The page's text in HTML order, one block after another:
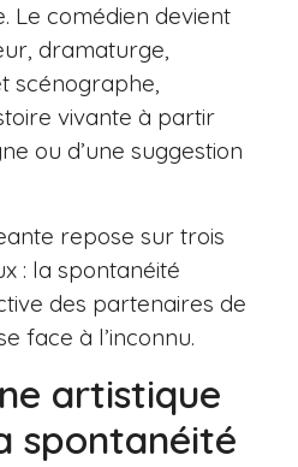
Le comédien devient
dramaturge,
scénographe,
vivante à partir
ou d’une suggestion
repose sur trois
: la spontanéité
des partenaires de
face à l’inconnu.
artistique
spontanéité